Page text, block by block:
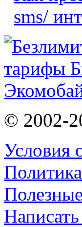
sms/
© 2002-
Условия